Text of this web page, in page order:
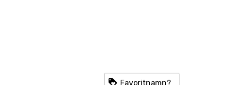
Favoritnamn?